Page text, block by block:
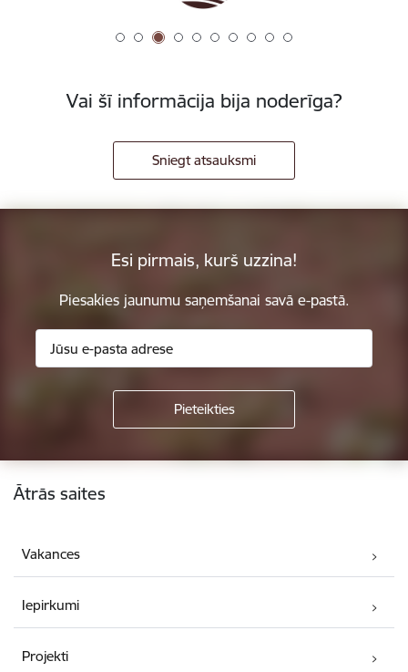
Vai šī informācija bija noderīga?
Sniegt atsauksmi
Esi pirmais, kurš uzzina!
Piesakies jaunumu saņemšanai savā e-pastā.
Kājene
Ātrās saites
Vakances
Iepirkumi
Projekti